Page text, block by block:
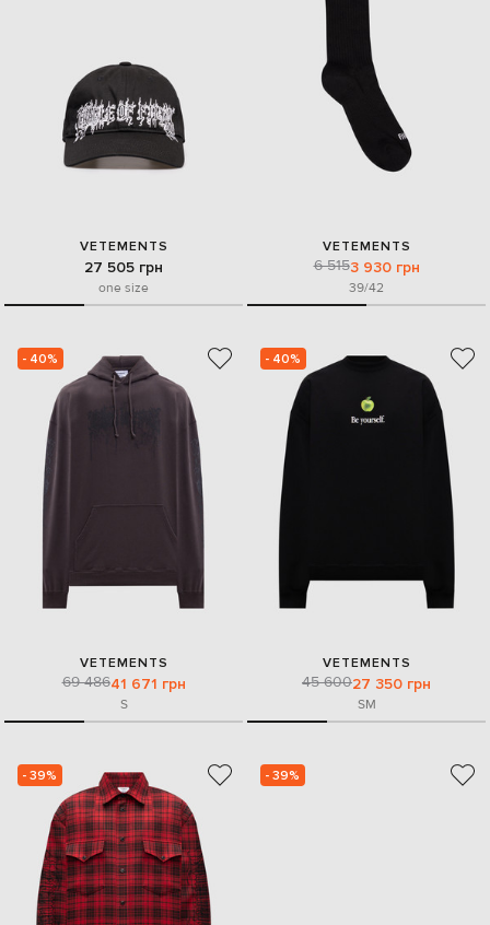
VETEMENTS
27 505 грн
one size
VETEMENTS
6 5153 930 грн
39/42
- 40%
VETEMENTS
69 48641 671 грн
S
- 40%
VETEMENTS
45 60027 350 грн
SM
- 39% - 39%